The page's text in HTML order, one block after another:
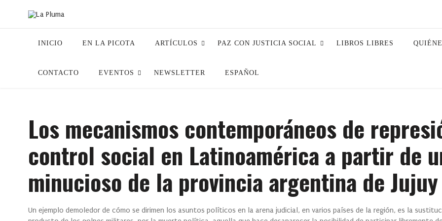
INICIO EN LA PICOTA ARTÍCULOS PAZ CON JUSTICIA SOCIAL LIBROS LIBRES
CONTACTO EVENTOS NEWSLETTER ESPAÑOL
Los mecanismos contemporáneos de
control social en Latinoamérica a partir de
minucioso de la provincia argentina de Jujuy
Un ejemplo demoledor de cómo se dirimen los asuntos políticos en la arena judicial, en varios países de la región, es la